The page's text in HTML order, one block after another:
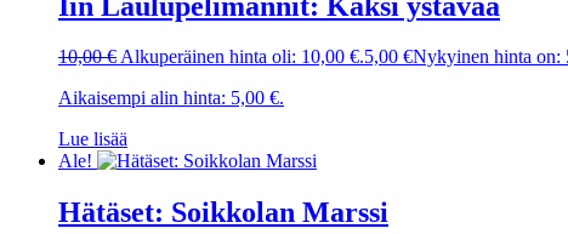
10,00€Alkuperäinen hinta oli: 10,00 €.5,00 €Nykyinen hinta on:
Aikaisempi alin hinta: 5,00 €.
Lue lisää
Ale!
Hätäset: Soikkolan Marssi